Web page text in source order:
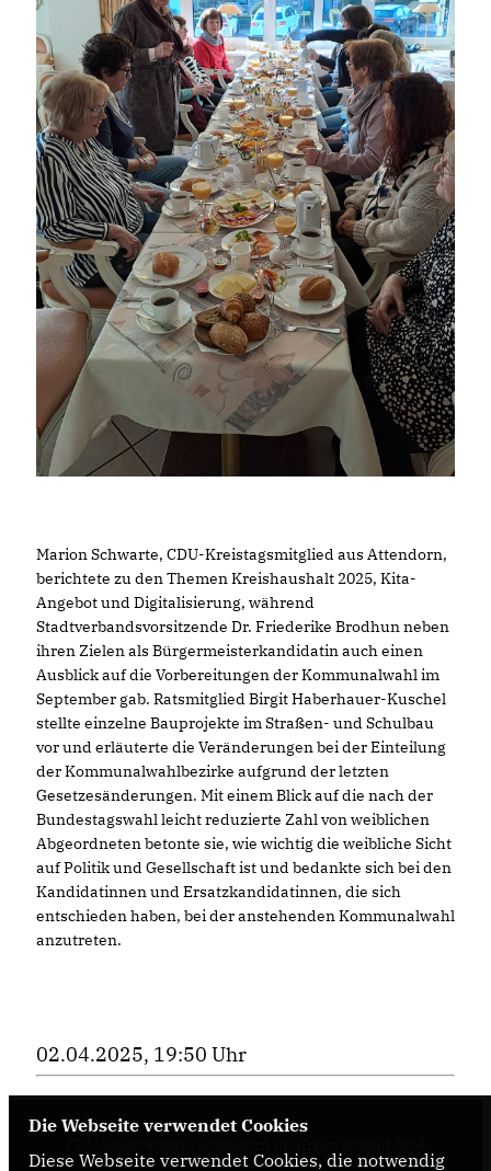
Marion Schwarte, CDU-Kreistagsmitglied aus Attendorn,
berichtete zu den Themen Kreishaushalt 2025, Kita-
Angebot und Digitalisierung, während
Stadtverbandsvorsitzende Dr. Friederike Brodhun neben
ihren Zielen als Bürgermeisterkandidatin auch einen
Ausblick auf die Vorbereitungen der Kommunalwahl im
September gab. Ratsmitglied Birgit Haberhauer-Kuschel
stellte einzelne Bauprojekte im Straßen- und Schulbau
vor und erläuterte die Veränderungen bei der Einteilung
der Kommunalwahlbezirke aufgrund der letzten
Gesetzesänderungen. Mit einem Blick auf die nach der
Bundestagswahl leicht reduzierte Zahl von weiblichen
Abgeordneten betonte sie, wie wichtig die weibliche Sicht
auf Politik und Gesellschaft ist und bedankte sich bei den
Kandidatinnen und Ersatzkandidatinnen, die sich
entschieden haben, bei der anstehenden Kommunalwahl
anzutreten.
02.04.2025, 19:50 Uhr
Die Webseite verwendet Cookies
Diese Webseite verwendet Cookies, die notwendig